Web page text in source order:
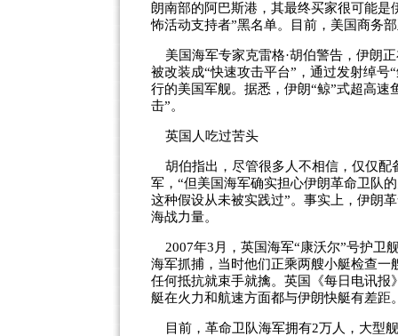
朗南部的阿巴斯港，其最终买家很可能
怖活动支持者”黑名单。目前，美国商务
美国海军专家克雷格·胡伯警告，伊朗
被改装成“快速攻击平台”，通过发射绰
行的美国军舰。据悉，伊朗“鲸”式超高
击”。
英国人吃过苦头
胡伯指出，尽管很多人不相信，仅仅配
军，“但美国海军确实担心伊朗革命卫队
这种假设从未被实践过”。事实上，伊朗
海战力量。
2007年3月，英国海军“康沃尔”号护卫
海军抓捕，当时他们正乘两艘小艇检查
任何抵抗就束手就擒。英国《每日电讯
艇在火力和航速方面都与伊朗快艇有差距
目前，革命卫队海军拥有2万人，大型